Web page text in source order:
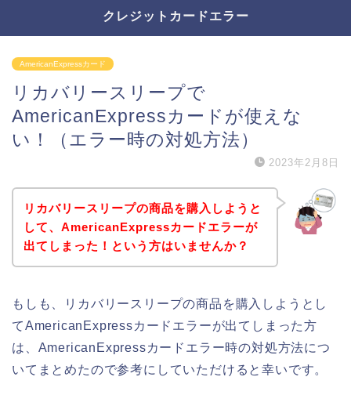
クレジットカードエラー
AmericanExpressカード
リカバリースリープで
AmericanExpressカードが使えな
い！（エラー時の対処方法）
2023年2月8日
リカバリースリープの商品を購入しようと
して、AmericanExpressカードエラーが
出てしまった！という方はいませんか？
もしも、リカバリースリープの商品を購入しようとし
てAmericanExpressカードエラーが出てしまった方
は、AmericanExpressカードエラー時の対処方法につ
いてまとめたので参考にしていただけると幸いです。